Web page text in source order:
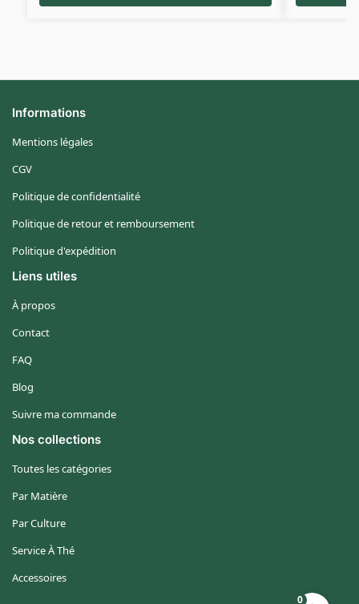
0
Informations
Mentions légales
CGV
Politique de confidentialité
Politique de retour et remboursement
Politique d'expédition
Liens utiles
À propos
Contact
FAQ
Blog
Suivre ma commande
Nos collections
Toutes les catégories
Par Matière
Par Culture
Service À Thé
Accessoires